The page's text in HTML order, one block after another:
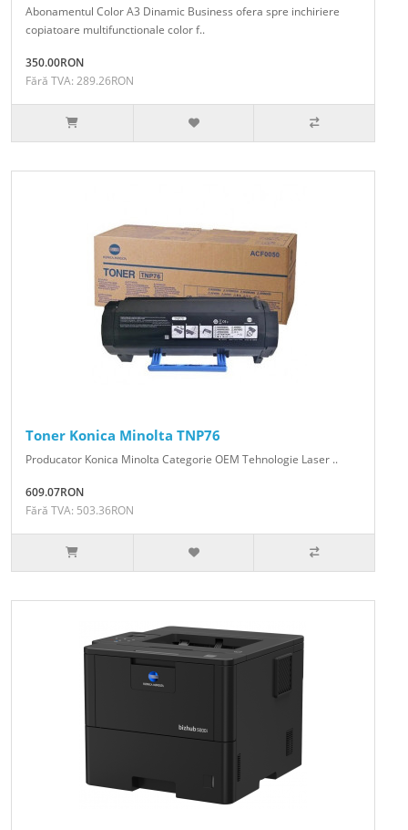
Abonamentul Color A3 Dinamic Business ofera spre inchiriere
copiatoare multifunctionale color f..
350.00RON
Fără TVA: 289.26RON
Toner Konica Minolta TNP76
Producator Konica Minolta Categorie OEM Tehnologie Laser ..
609.07RON
Fără TVA: 503.36RON